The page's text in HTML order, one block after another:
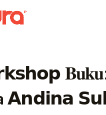
𝐁𝐮𝐤𝐮:
𝗔𝗻𝗱𝗶𝗻𝗮